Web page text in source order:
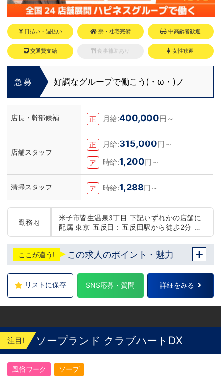
日払い・週払い 寮・社宅完備 中高齢者歓迎
交通費支給 食事補助あり 女性歓迎
急募 好調なグループで働こう(・ω・)ノ
店長・幹部候補 正 月給:400,000円～
店舗スタッフ
正 月給:315,000円～
ア 時給:1,200円～
清掃スタッフ ア 時給:1,288円～
勤務地
米子市皆生温泉3丁目 下記いずれかの店舗に
配属 東京 五反田：五反田駅から徒歩2分 池
袋：池袋駅西口から徒歩2分 吉原：三ノ輪駅
から徒歩8分 神奈川 横浜：京急線黄金町駅か
ら徒歩8分 茨城 水戸：水戸駅からバス5分 北
海道 札幌：すすきの駅から徒歩5分 中国・四
国 鳥取：米子市皆生温泉 愛媛：松山道後温泉
九州・沖縄 福岡：中洲川端駅から徒歩8分 沖
ここが違う! この求人のポイント・魅力
リストに保存 SNS応募・質問 詳細をみる
注目! ソープランド クラブハートDX
風俗ワーク ソープ